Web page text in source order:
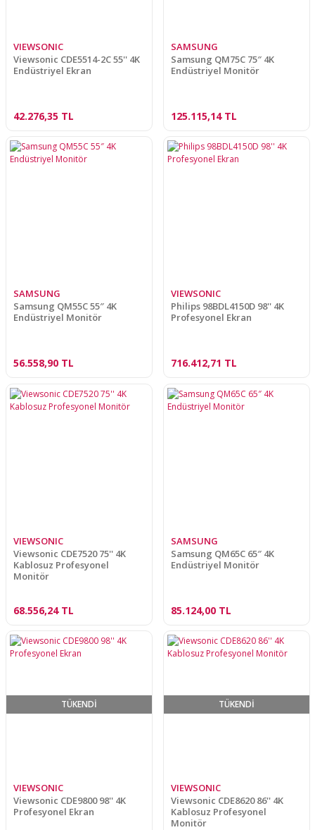
VIEWSONIC
Viewsonic CDE5514-2C 55'' 4K
Endüstriyel Ekran
42.276,35 TL
SAMSUNG
Samsung QM75C 75″ 4K
Endüstriyel Monitör
125.115,14 TL
SAMSUNG
Samsung QM55C 55″ 4K
Endüstriyel Monitör
56.558,90 TL
VIEWSONIC
Philips 98BDL4150D 98'' 4K
Profesyonel Ekran
716.412,71 TL
VIEWSONIC
Viewsonic CDE7520 75'' 4K
Kablosuz Profesyonel
Monitör
68.556,24 TL
SAMSUNG
Samsung QM65C 65″ 4K
Endüstriyel Monitör
85.124,00 TL
TÜKENDİ
VIEWSONIC
Viewsonic CDE9800 98'' 4K
Profesyonel Ekran
TÜKENDİ
VIEWSONIC
Viewsonic CDE8620 86'' 4K
Kablosuz Profesyonel
Monitör